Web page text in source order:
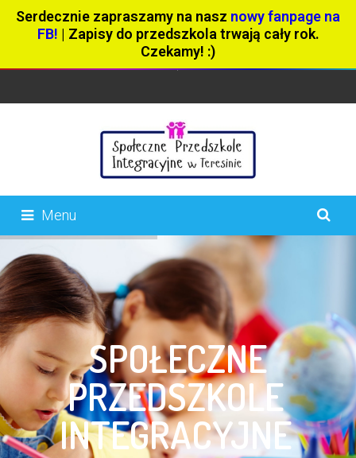
Serdecznie zapraszamy na nasz nowy fanpage na
FB! | Zapisy do przedszkola trwają cały rok.
Czekamy! :)
Menu